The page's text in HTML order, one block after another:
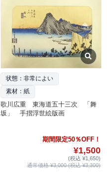
状態：非常によい
素材：紙
歌川広重 東海道五十三次 「舞
坂」 手摺浮世絵版画
期間限定50％OFF！
¥1,500
(税込 ¥1,650)
通常価格 ¥3,000 (税込 ¥3,300)